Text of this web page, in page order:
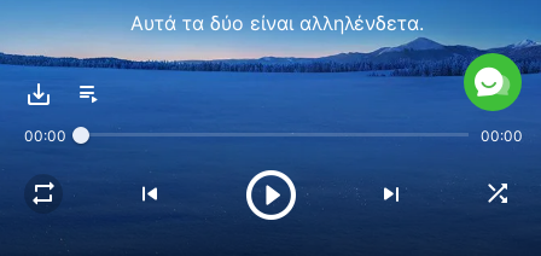
Αυτά τα δύο είναι αλληλένδετα.
Ανεξάρτητα απ’ το περιβάλλον σου,
μέσα σου να γίνεται το έργο του Θεού,
00:00 00:00